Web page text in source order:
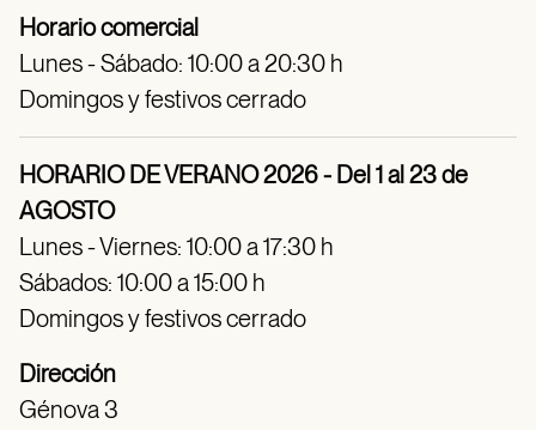
Horario comercial
Lunes - Sábado: 10:00 a 20:30 h
Domingos y festivos cerrado
HORARIO DE VERANO 2026 - Del 1 al 23 de
AGOSTO
Lunes - Viernes: 10:00 a 17:30 h
Sábados: 10:00 a 15:00 h
Domingos y festivos cerrado
Dirección
Génova 3